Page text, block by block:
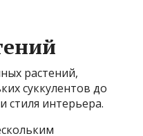
растений,
суккулентов до
стиля интерьера.